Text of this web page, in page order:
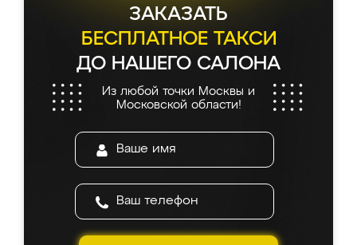
ЗАКАЗАТЬ
БЕСПЛАТНОЕ ТАКСИ
ДО НАШЕГО САЛОНА
Из любой точки Москвы и
Московской области!